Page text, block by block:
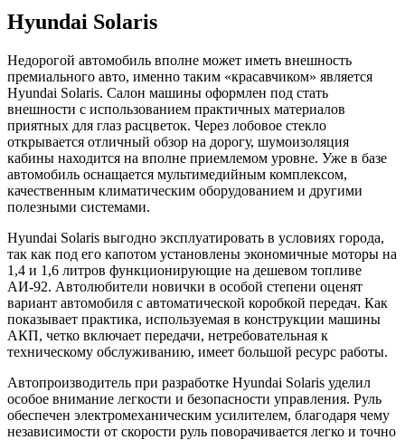
Hyundai Solaris
Недорогой автомобиль вполне может иметь внешность
премиального авто, именно таким «красавчиком» является
Hyundai Solaris. Салон машины оформлен под стать
внешности с использованием практичных материалов
приятных для глаз расцветок. Через лобовое стекло
открывается отличный обзор на дорогу, шумоизоляция
кабины находится на вполне приемлемом уровне. Уже в базе
автомобиль оснащается мультимедийным комплексом,
качественным климатическим оборудованием и другими
полезными системами.
Hyundai Solaris выгодно эксплуатировать в условиях города,
так как под его капотом установлены экономичные моторы на
1,4 и 1,6 литров функционирующие на дешевом топливе
АИ-92. Автолюбители новички в особой степени оценят
вариант автомобиля с автоматической коробкой передач. Как
показывает практика, используемая в конструкции машины
АКП, четко включает передачи, нетребовательная к
техническому обслуживанию, имеет большой ресурс работы.
Автопроизводитель при разработке Hyundai Solaris уделил
особое внимание легкости и безопасности управления. Руль
обеспечен электромеханическим усилителем, благодаря чему
независимости от скорости руль поворачивается легко и точно